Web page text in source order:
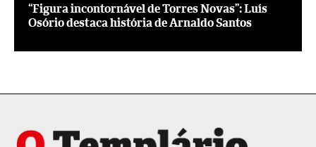
“Figura incontornável de Torres Novas”: Luís
Osório destaca história de Arnaldo Santos